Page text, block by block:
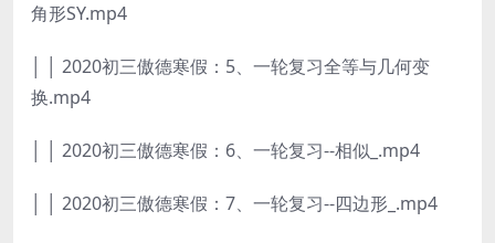
角形SY.mp4
│ │ 2020初三傲德寒假：5、一轮复习全等与几何变
换.mp4
│ │ 2020初三傲德寒假：6、一轮复习--相似_.mp4
│ │ 2020初三傲德寒假：7、一轮复习--四边形_.mp4